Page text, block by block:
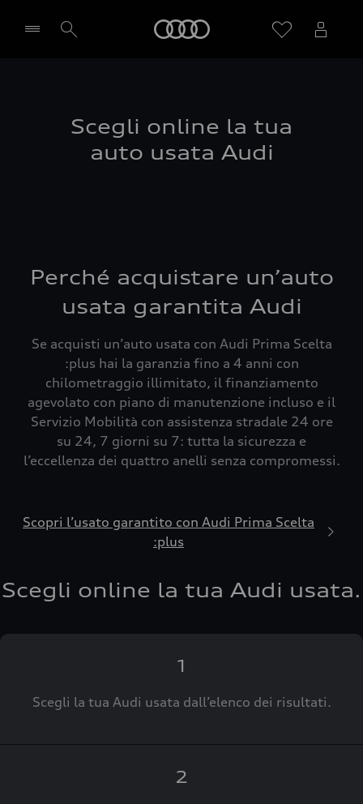
Scegli online la tua
auto usata Audi
Perché acquistare un’auto
usata garantita Audi
Se acquisti un’auto usata con Audi Prima Scelta
:plus hai la garanzia fino a 4 anni con
chilometraggio illimitato, il finanziamento
agevolato con piano di manutenzione incluso e il
Servizio Mobilità con assistenza stradale 24 ore
su 24, 7 giorni su 7: tutta la sicurezza e
l’eccellenza dei quattro anelli senza compromessi.
Scopri l’usato garantito con Audi Prima Scelta
:plus
Scegli online la tua Audi usata.
1
Scegli la tua Audi usata dall’elenco dei risultati.
2